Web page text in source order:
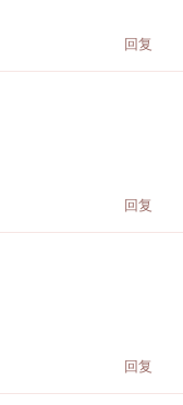
回复
回复
回复